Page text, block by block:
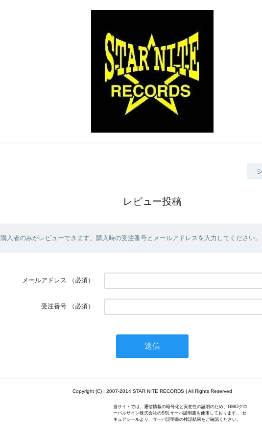
レビュー投稿
購入者のみがレビューできます。購入時の受注番号とメールアドレスを入力してください。
メールアドレス （必須）
受注番号 （必須）
Copyright (C) | 2007-2014 STAR NITE RECORDS | All Rights Reserved
当サイトでは、通信情報の暗号化と実在性の証明のため、GMOグロ
ーバルサイン株式会社のSSLサーバ証明書を使用しております。 セ
キュアシールより、サーバ証明書の検証結果をご確認ください。